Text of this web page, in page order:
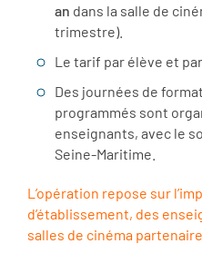
an dans la salle de
trimestre).
Le tarif par élève et
Des journées de
programmés sont
enseignants, avec le
Seine-Maritime.
L’opération repose sur
d’établissement, des
salles de cinéma